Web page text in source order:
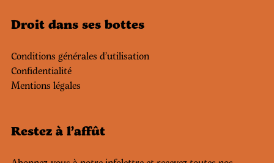
Droit dans ses bottes
Conditions générales d’utilisation
Confidentialité
Mentions légales
Restez à l’affût